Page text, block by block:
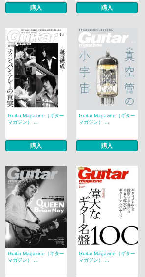
購入 購入
Guitar Magazine（ギター
マガジン） ...
購入
Guitar Magazine（ギター
マガジン） ...
購入
Guitar Magazine（ギター
マガジン） ...
Guitar Magazine（ギター
マガジン） ...